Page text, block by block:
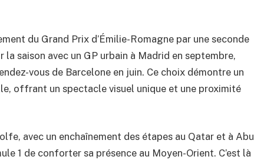
du Grand Prix d’Émilie-Romagne par une seconde
la saison avec un GP urbain à Madrid en septembre,
vous de Barcelone en juin. Ce choix démontre un
offrant un spectacle visuel unique et une proximité
avec un enchaînement des étapes au Qatar et à Abu
1 de conforter sa présence au Moyen-Orient. C’est là